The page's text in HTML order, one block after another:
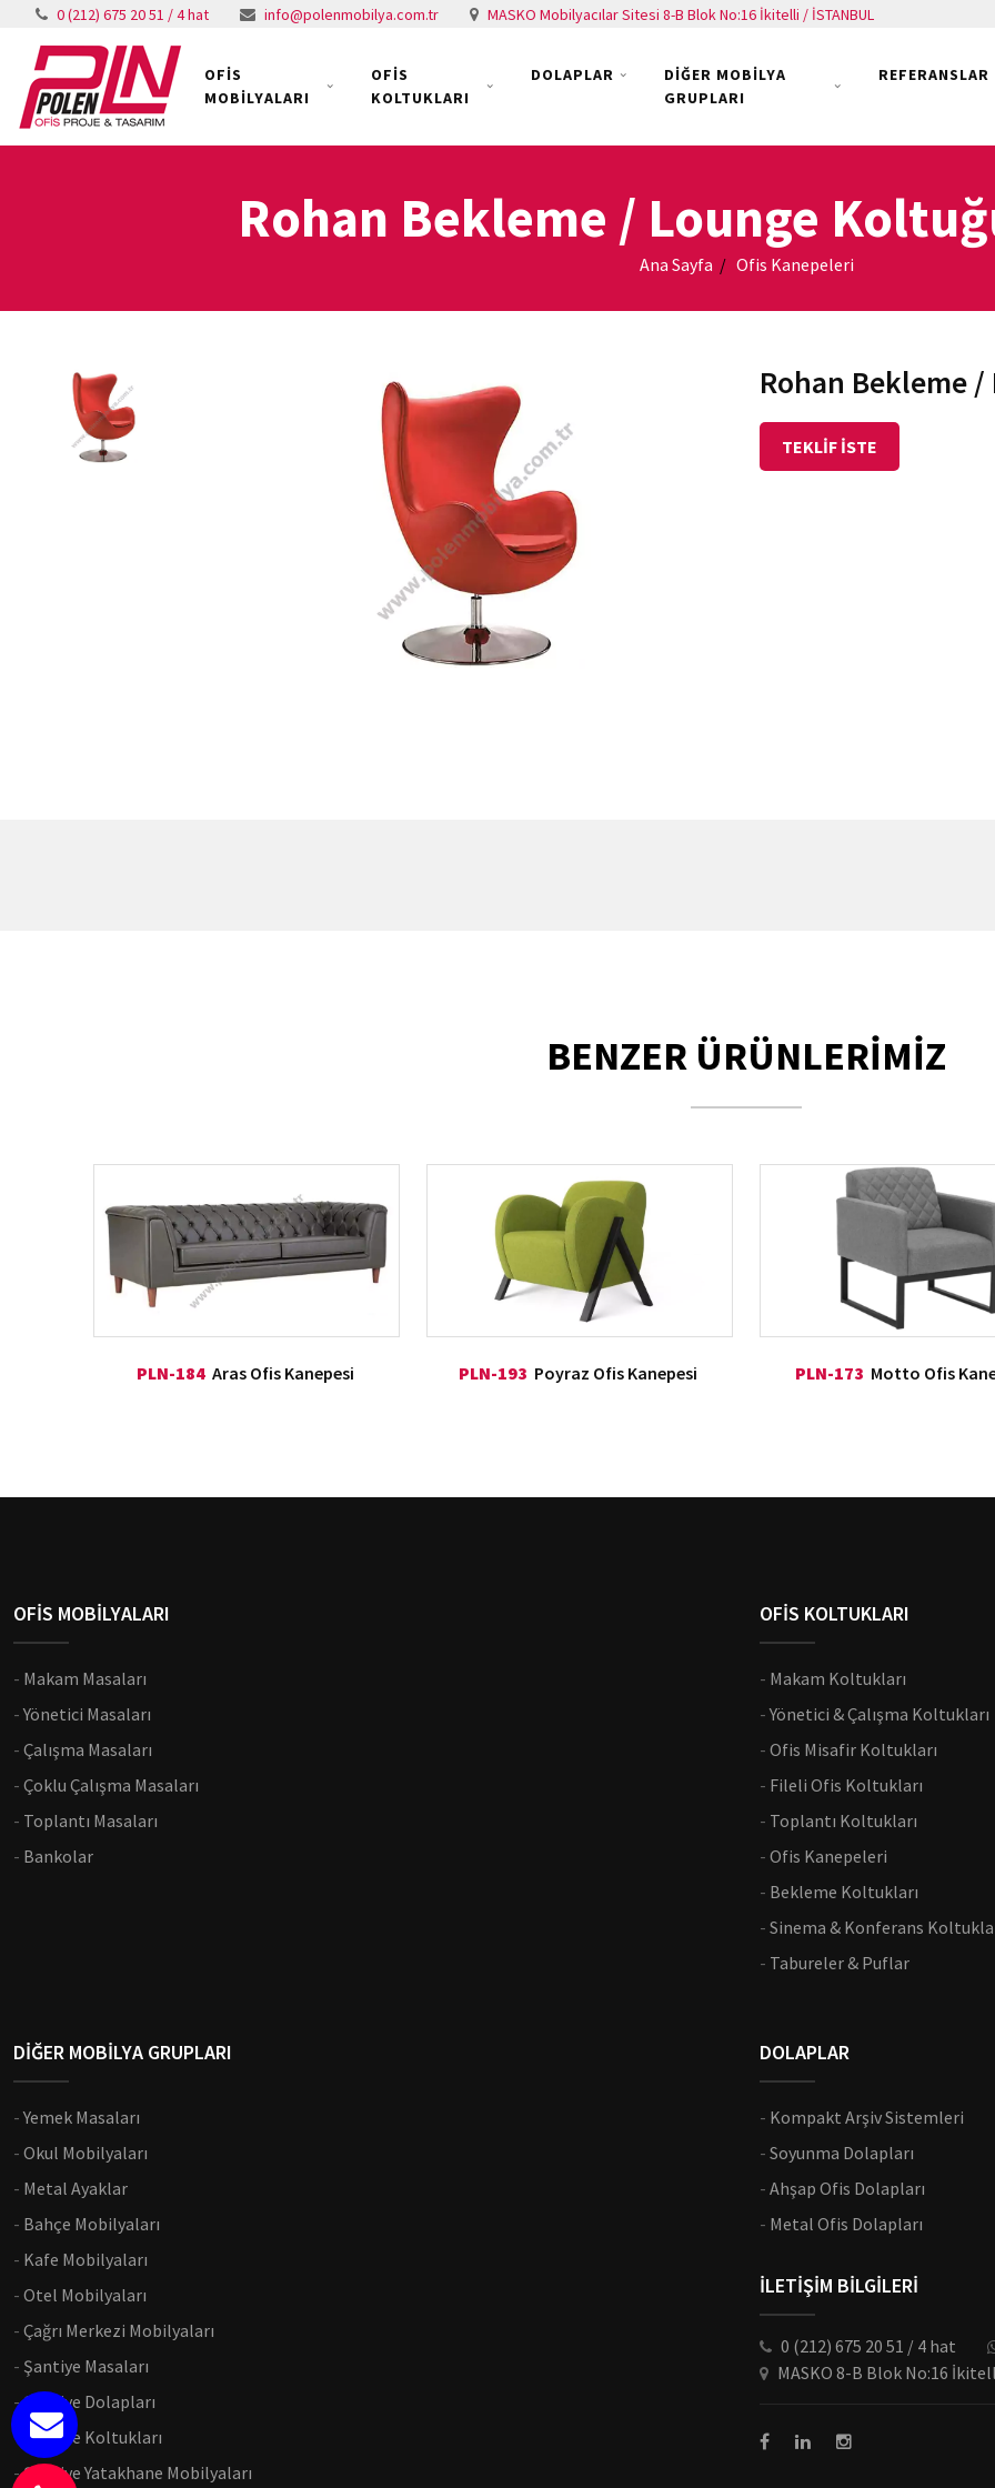
0 (212) 675 20 51 / 4 hat info@polenmobilya.com.tr MASKO Mobilyacılar Sitesi 8-B Blok No:16 İkitelli / İSTANBUL
OFİS
MOBİLYALARI
OFİS
KOLTUKLARI
DOLAPLAR
DİĞER MOBİLYA
GRUPLARI
REFERANSLAR
Rohan Bekleme / Lounge
Ana Sayfa Ofis Kanepeleri
Rohan Bekleme
TEKLİF İSTE
BENZER ÜRÜNLERİMİZ
PLN-184 Aras Ofis Kanepesi PLN-193 Poyraz Ofis Kanepesi PLN-173 Motto Ofis
OFİS MOBİLYALARI
- Makam Masaları
-Yönetici Masaları
- Çalışma Masaları
- Çoklu Çalışma Masaları
- Toplantı Masaları
- Bankolar
OFİS KOLTUKLARI
- Makam Koltukları
-Yönetici & Çalışma Koltukları
- Ofis Misafir Koltukları
- Fileli Ofis Koltukları
- Toplantı Koltukları
- Ofis Kanepeleri
- Bekleme Koltukları
- Sinema & Konferans
- Tabureler & Puflar
DİĞER MOBİLYA GRUPLARI
-Yemek Masaları
- Okul Mobilyaları
- Metal Ayaklar
- Bahçe Mobilyaları
- Kafe Mobilyaları
- Otel Mobilyaları
- Çağrı Merkezi Mobilyaları
- Şantiye Masaları
-Şantiye Dolapları
- Şantiye Koltukları
-Şantiye Yatakhane Mobilyaları
DOLAPLAR
- Kompakt Arşiv Sistemleri
- Soyunma Dolapları
- Ahşap Ofis Dolapları
- Metal Ofis Dolapları
İLETİŞİM BİLGİLERİ
0 (212) 675 20 51 / 4 hat
MASKO 8-B Blok No:16